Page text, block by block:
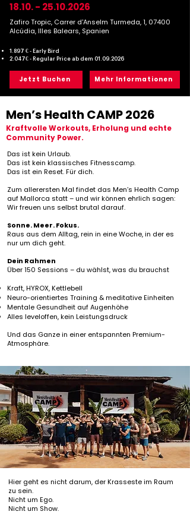
18.10. - 25.10.2026
Zafiro Tropic, Carrer d'Anselm Turmeda, 1, 07400
Alcúdia, Illes Balears, Spanien
1.897 € - Early Bird
2.047€ - Regular Price ab dem 01.09.2026
Jetzt Buchen Mehr Informationen
Men’s Health CAMP 2026
Kraftvolle Workouts, Erholung und echte
Community Power.
Das ist kein Urlaub.
Das ist kein klassisches Fitnesscamp.
Das ist ein Reset. Für dich.
Zum allerersten Mal findet das Men’s Health Camp
auf Mallorca statt – und wir können ehrlich sagen:
Wir freuen uns selbst brutal darauf.
Sonne. Meer. Fokus.
Raus aus dem Alltag, rein in eine Woche, in der es
nur um dich geht.
Dein Rahmen
Über 150 Sessions – du wählst, was du brauchst
Kraft, HYROX, Kettlebell
Neuro-orientiertes Training & meditative Einheiten
Mentale Gesundheit auf Augenhöhe
Alles leveloffen, kein Leistungsdruck
Und das Ganze in einer entspannten Premium-
Atmosphäre.
Hier geht es nicht darum, der Krasseste im Raum
zu sein.
Nicht um Ego.
Nicht um Show.